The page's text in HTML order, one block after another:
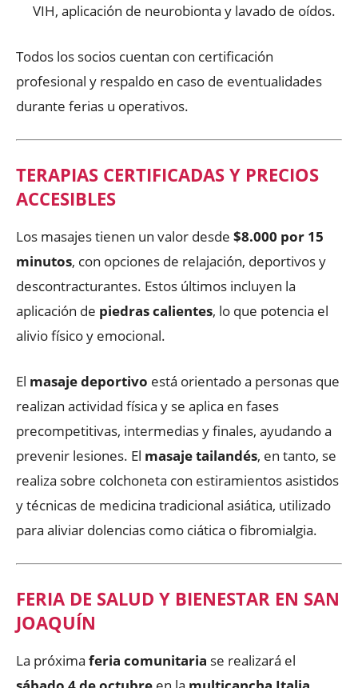
VIH, aplicación de neurobionta y lavado de oídos.
Todos los socios cuentan con certificación
profesional y respaldo en caso de eventualidades
durante ferias u operativos.
TERAPIAS CERTIFICADAS Y PRECIOS
ACCESIBLES
Los masajes tienen un valor desde $8.000 por 15
minutos, con opciones de relajación, deportivos y
descontracturantes. Estos últimos incluyen la
aplicación de piedras calientes, lo que potencia el
alivio físico y emocional.
El masaje deportivo está orientado a personas que
realizan actividad física y se aplica en fases
precompetitivas, intermedias y finales, ayudando a
prevenir lesiones. El masaje tailandés, en tanto, se
realiza sobre colchoneta con estiramientos asistidos
y técnicas de medicina tradicional asiática, utilizado
para aliviar dolencias como ciática o fibromialgia.
FERIA DE SALUD Y BIENESTAR EN SAN
JOAQUÍN
La próxima feria comunitaria se realizará el